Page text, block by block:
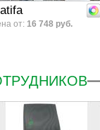
от: 16 748 руб.